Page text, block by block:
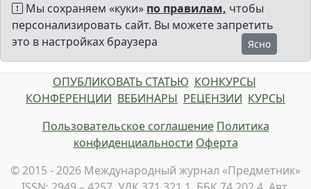
Мы сохраняем «куки» по правилам, чтобы
персонализировать сайт. Вы можете запретить
это в настройках браузера
Ясно
ОПУБЛИКОВАТЬ СТАТЬЮ КОНКУРСЫ
КОНФЕРЕНЦИИ ВЕБИНАРЫ РЕЦЕНЗИИ КУРСЫ
Пользовательское соглашение Политика
конфиденциальности Оферта
© 2015 - 2026 Международный журнал «Предметник»